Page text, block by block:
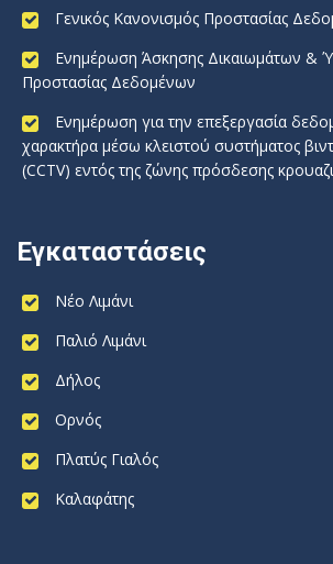
Γενικός Κανονισμός Προστασίας
Ενημέρωση Άσκησης Δικαιωμάτων &
Προστασίας Δεδομένων
Ενημέρωση για την επεξεργασία
χαρακτήρα μέσω κλειστού συστήματος
(CCTV) εντός της ζώνης πρόσδεσης
Εγκαταστάσεις
Νέο Λιμάνι
Παλιό Λιμάνι
Δήλος
Ορνός
Πλατύς Γιαλός
Καλαφάτης